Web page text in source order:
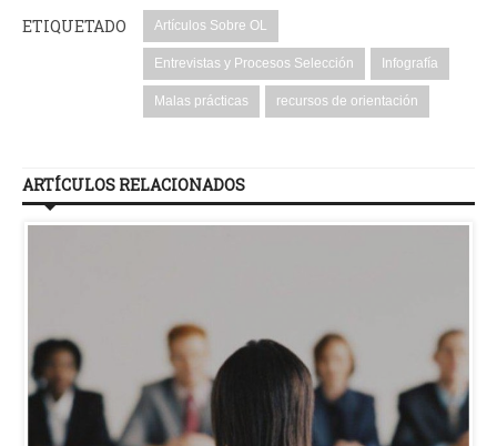
ETIQUETADO Artículos Sobre OL
Entrevistas y Procesos Selección Infografía
Malas prácticas recursos de orientación
ARTÍCULOS RELACIONADOS